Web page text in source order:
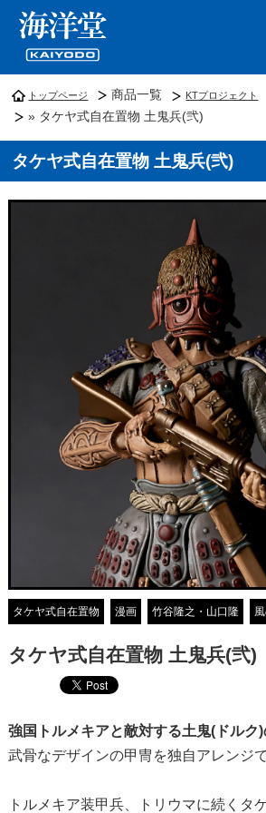
トップページ 商品一覧 KTプロジェクト
» タケヤ式自在置物 土鬼兵(弐)
タケヤ式自在置物 土鬼兵(弐)
タケヤ式自在置物 漫画 竹谷隆之・山口隆
タケヤ式自在置物 土鬼兵(弐)
強国トルメキアと敵対する土鬼(ドル
武骨なデザインの甲冑を独自アレンジ
トルメキア装甲兵、トリウマに続くタ